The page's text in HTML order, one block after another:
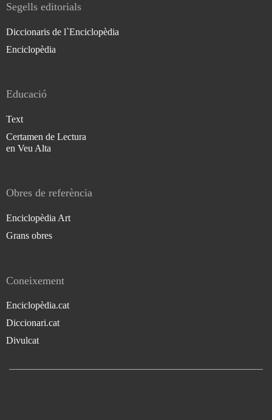
Segells editorials
Diccionaris de l`Enciclopèdia
Enciclopèdia
Educació
Text
Certamen de Lectura
en Veu Alta
Obres de referència
Enciclopèdia Art
Grans obres
Coneixement
Enciclopèdia.cat
Diccionari.cat
Divulcat